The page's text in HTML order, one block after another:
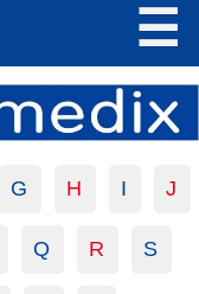
☰
G H I J
Q R S